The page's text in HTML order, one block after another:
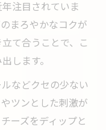
覚おつまみ体験
創作レシピの魅
相性解説
の相乗作用に注
注目されていま
まろやかなコクが
て合うことで、こ
します。
などクセの少ない
ツンとした刺激が
ーズをディップと